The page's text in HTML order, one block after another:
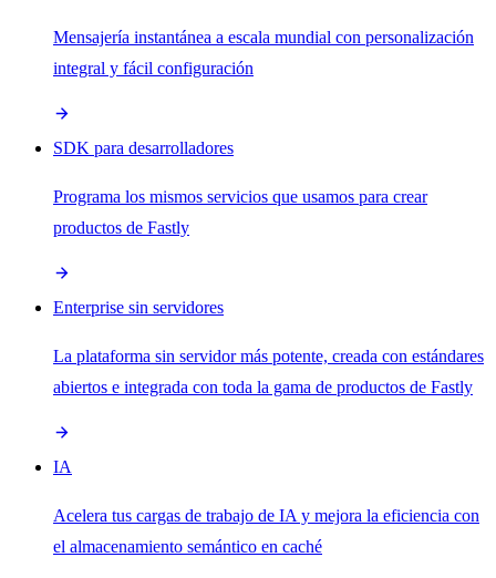
Mensajería instantánea a escala mundial con personalización
integral y fácil configuración
SDK para desarrolladores
Programa los mismos servicios que usamos para crear
productos de Fastly
Enterprise sin servidores
La plataforma sin servidor más potente, creada con estándares
abiertos e integrada con toda la gama de productos de Fastly
IA
Acelera tus cargas de trabajo de IA y mejora la eficiencia con
el almacenamiento semántico en caché